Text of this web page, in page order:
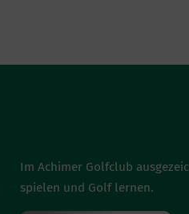
Im Achimer Golfclub
spielen und Golf lernen.